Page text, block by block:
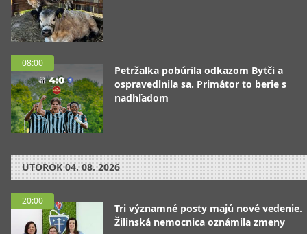
08:00
Petržalka pobúrila odkazom Bytči a
ospravedlnila sa. Primátor to berie s
nadhľadom
UTOROK 04. 08. 2026
20:00
Tri významné posty majú nové vedenie.
Žilinská nemocnica oznámila zmeny